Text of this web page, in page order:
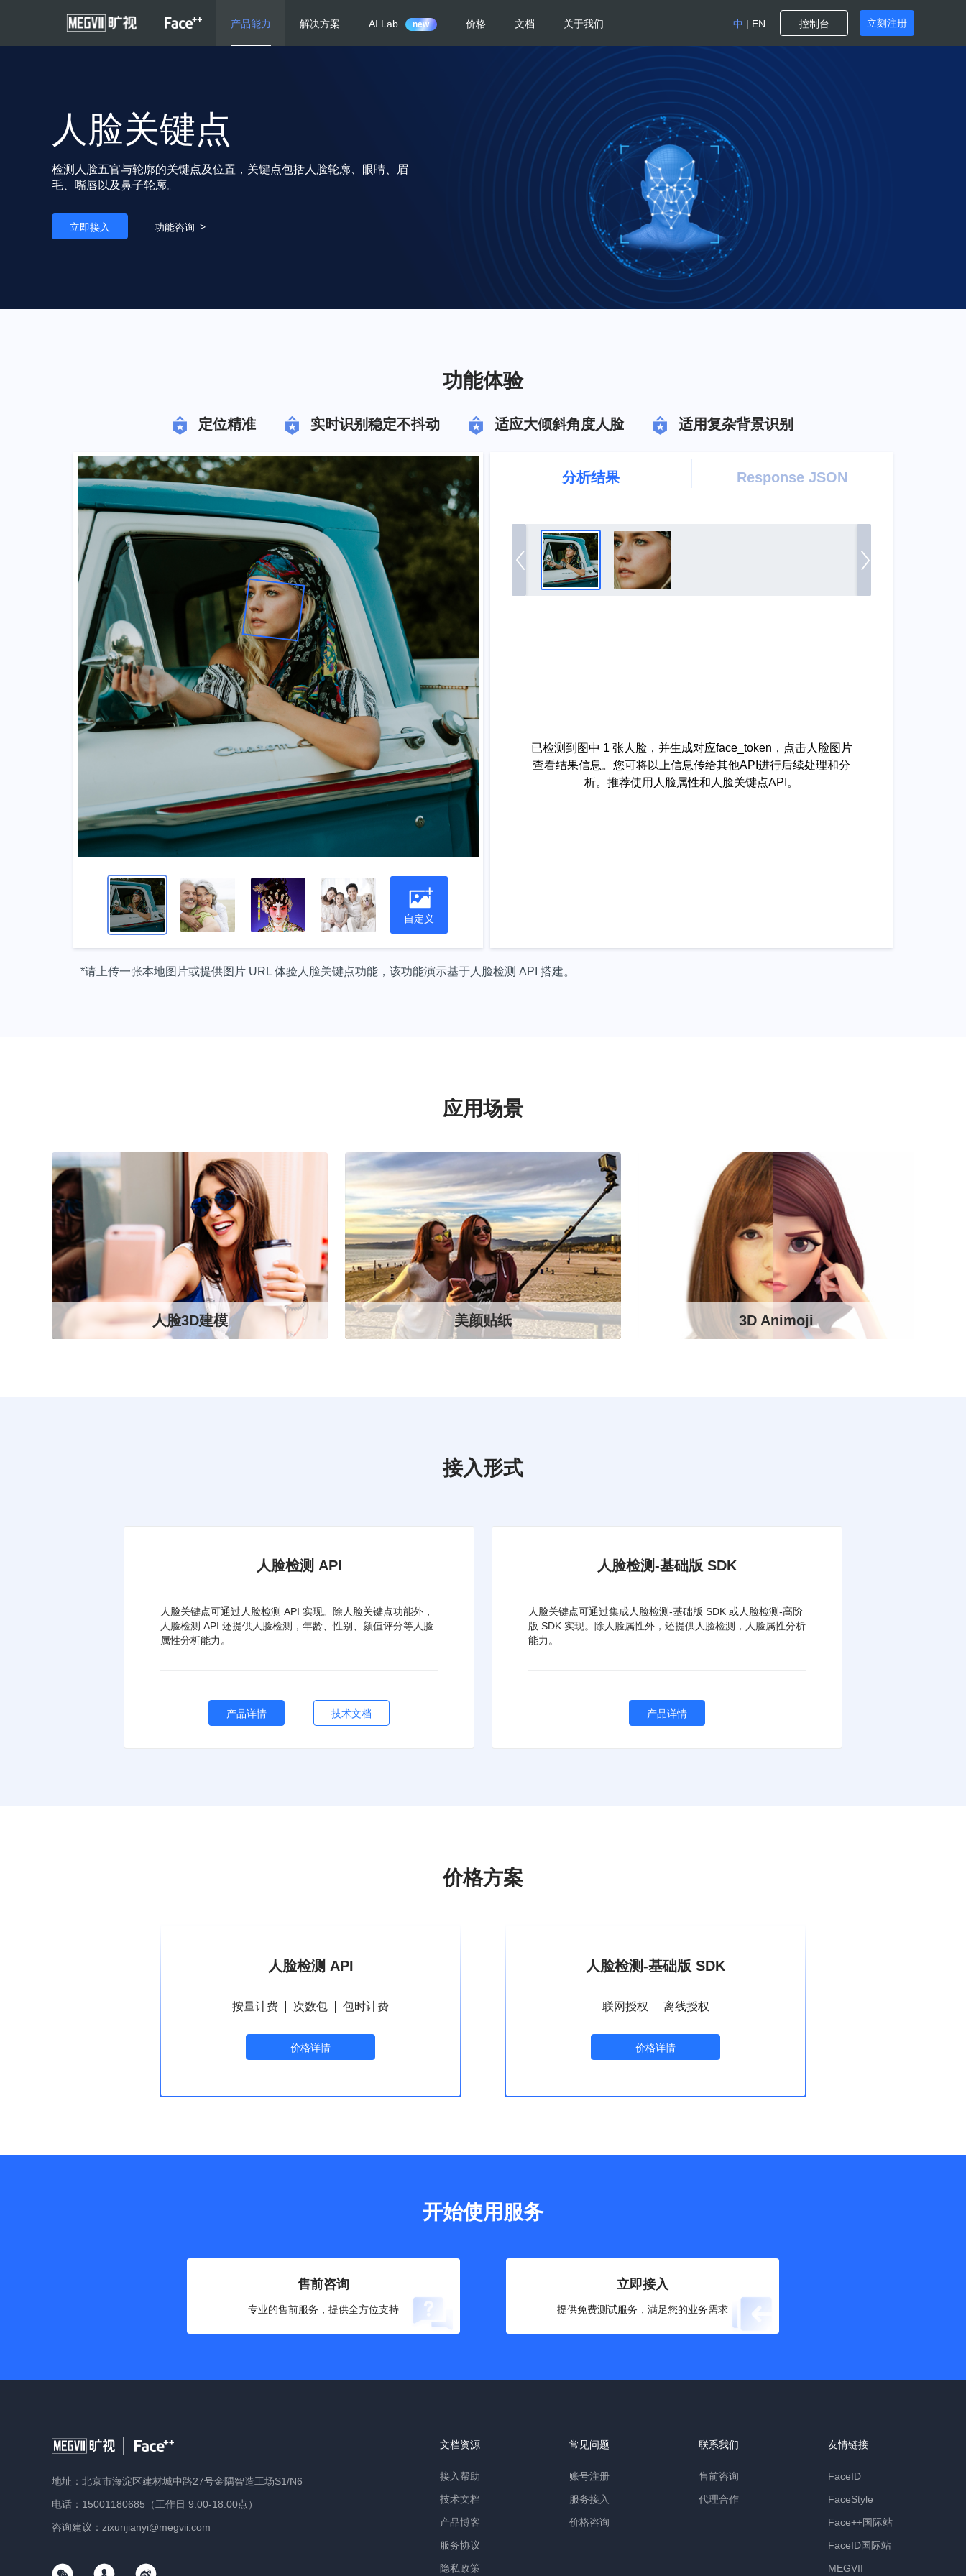
产品能力 解决方案 AI Lab new 价格 文档 关于我们 中 | EN 控制台 立刻注册
人脸关键点
检测人脸五官与轮廓的关键点及位置，关键点包括人脸轮廓、眼睛、眉
毛、嘴唇以及鼻子轮廓。
立即接入 功能咨询
功能体验
定位精准 实时识别稳定不抖动 适应大倾斜角度人脸 适用复杂背景识别
*请上传一张本地图片或提供图片 URL 体验人脸关键点功能，该功能演示基于人脸检测 API 搭建。
应用场景
人脸3D建模 美颜贴纸 3D Animoji
接入形式
人脸检测 API
人脸关键点可通过人脸检测 API 实现。除人脸关键点功能外，
人脸检测 API 还提供人脸检测，年龄、性别、颜值评分等人脸
属性分析能力。
产品详情 技术文档
人脸检测-基础版 SDK
人脸关键点可通过集成人脸检测-基础版 SDK 或人脸检测-高阶
版 SDK 实现。除人脸属性外，还提供人脸检测，人脸属性分析
能力。
产品详情
价格方案
人脸检测 API
按量计费 次数包 包时计费
价格详情
人脸检测-基础版 SDK
联网授权 离线授权
价格详情
开始使用服务
售前咨询
专业的售前服务，提供全方位支持
立即接入
提供免费测试服务，满足您的业务需求
地址：北京市海淀区建材城中路27号金隅智造工场S1/N6
电话：15001180685（工作日 9:00-18:00点）
咨询建议：zixunjianyi@megvii.com
文档资源
接入帮助
技术文档
产品博客
服务协议
隐私政策
常见问题
账号注册
服务接入
价格咨询
联系我们
售前咨询
代理合作
友情链接
FaceID
FaceStyle
Face++国际站
FaceID国际站
MEGVII